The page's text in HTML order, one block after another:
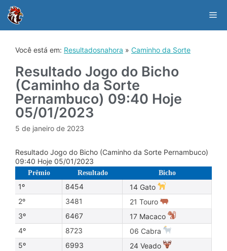
content
Você está em: Resultadosnahora » Caminho da Sorte
Resultado Jogo do Bicho
(Caminho da Sorte
Pernambuco) 09:40 Hoje
05/01/2023
5 de janeiro de 2023
Resultado Jogo do Bicho (Caminho da Sorte Pernambuco)
09:40 Hoje 05/01/2023
Prêmio Resultado Bicho
1º 8454
14 Gato
2º
3481
21 Touro
3º
6467
17 Macaco
4º
8723
06 Cabra
5º
6993 24 Veado